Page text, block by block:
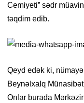
Cemiyeti” sədr
təqdim edib.
Qeyd edək ki,
Beynəlxalq
Onlar burada